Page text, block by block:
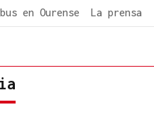
en Ourense La prensa